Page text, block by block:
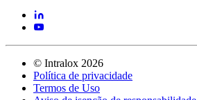
© Intralox 2026
Política de privacidade
Termos de Uso